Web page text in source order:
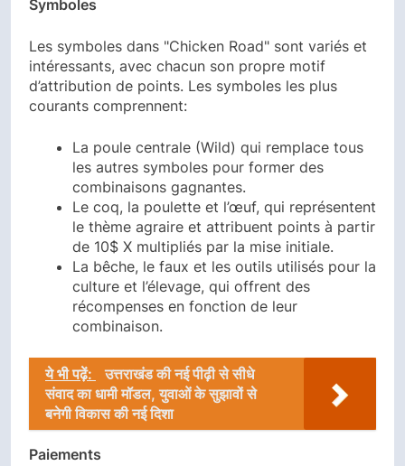
Symboles
Les symboles dans "Chicken Road" sont variés et
intéressants, avec chacun son propre motif
d’attribution de points. Les symboles les plus
courants comprennent:
La poule centrale (Wild) qui remplace tous
les autres symboles pour former des
combinaisons gagnantes.
Le coq, la poulette et l’œuf, qui représentent
le thème agraire et attribuent points à partir
de 10$ X multipliés par la mise initiale.
La bêche, le faux et les outils utilisés pour la
culture et l’élevage, qui offrent des
récompenses en fonction de leur
combinaison.
ये भी पढ़ें:
उत्तराखंड की नई पीढ़ी से सीधे
संवाद का धामी मॉडल, युवाओं के सुझावों से
बनेगी विकास की नई दिशा
Paiements